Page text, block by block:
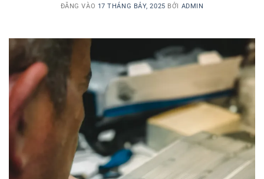
ĐĂNG VÀO 17 THÁNG BẢY, 2025 BỞI ADMIN